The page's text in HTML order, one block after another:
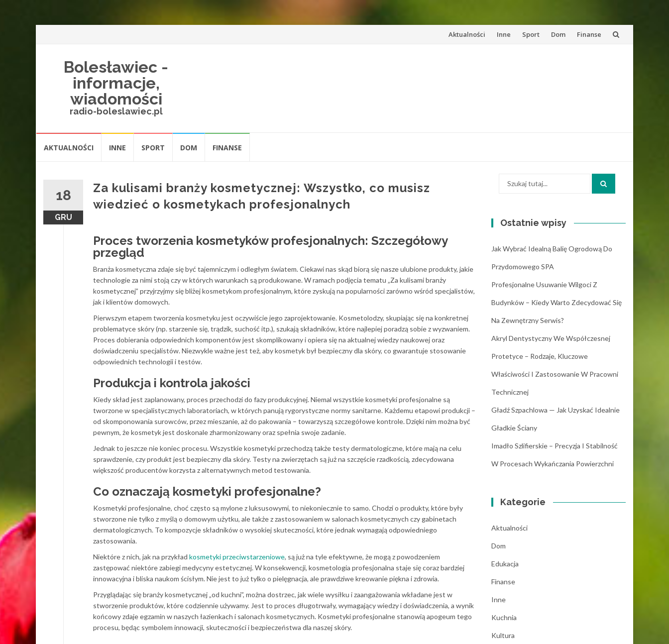
Przejdź
Aktualności Inne Sport Dom Finanse
Bolesławiec -
informacje,
wiadomości
radio-boleslawiec.pl
AKTUALNOŚCI INNE SPORT DOM FINANSE
18
GRU
Za kulisami branży kosmetycznej: Wszystko, co musisz
wiedzieć o kosmetykach profesjonalnych
Proces tworzenia kosmetyków profesjonalnych: Szczegółowy
przegląd
Branża kosmetyczna zdaje się być tajemniczym i odległym światem. Ciekawi nas skąd biorą się nasze ulubione produkty, jakie
technologie za nimi stoją czy w których warunkach są produkowane. W ramach podjęcia tematu „Za kulisami branży
kosmetycznej” przyjrzyjmy się bliżej kosmetykom profesjonalnym, które zyskują na popularności zarówno wśród specjalistów,
jak i klientów domowych.
Pierwszym etapem tworzenia kosmetyku jest oczywiście jego zaprojektowanie. Kosmetolodzy, skupiając się na konkretnej
problematyce skóry (np. starzenie się, trądzik, suchość itp.), szukają składników, które najlepiej poradzą sobie z wyzwaniem.
Proces dobierania odpowiednich komponentów jest skomplikowany i opiera się na aktualnej wiedzy naukowej oraz
doświadczeniu specjalistów. Niezwykle ważne jest też, aby kosmetyk był bezpieczny dla skóry, co gwarantuje stosowanie
odpowiednich technologii i testów.
Produkcja i kontrola jakości
Kiedy skład jest zaplanowany, proces przechodzi do fazy produkcyjnej. Niemal wszystkie kosmetyki profesjonalne są
tworzone w specjalistycznych laboratoriach, w których panują rygorystyczne normy sanitarne. Każdemu etapowi produkcji –
od skomponowania surowców, przez mieszanie, aż do pakowania – towarzyszą szczegółowe kontrole. Dzięki nim można być
pewnym, że kosmetyk jest doskonale zharmonizowany oraz spełnia swoje zadanie.
Jednak to jeszcze nie koniec procesu. Wszystkie kosmetyki przechodzą także testy dermatologiczne, które mają na celu
sprawdzenie, czy produkt jest bezpieczny dla skóry. Testy na zwierzętach są już na szczęście rzadkością, zdecydowana
większość producentów korzysta z alternatywnych metod testowania.
Co oznaczają kosmetyki profesjonalne?
Kosmetyki profesjonalne, choć często są mylone z luksusowymi, to niekoniecznie to samo. Chodzi o produkty, które były
stworzone nie tylko z myślą o domowym użytku, ale także z zastosowaniem w salonach kosmetycznych czy gabinetach
dermatologicznych. To kompozycje składników o wysokiej skuteczności, które jednak wymagają odpowiedniego
zastosowania.
Niektóre z nich, jak na przykład kosmetyki przeciwstarzeniowe, są już na tyle efektywne, że mogą z powodzeniem
zastępować niektóre zabiegi medycyny estetycznej. W konsekwencji, kosmetologia profesjonalna staje się coraz bardziej
innowacyjna i bliska naukom ścisłym. Nie jest to już tylko o pielęgnacja, ale prawdziwe kreowanie piękna i zdrowia.
Przyglądając się branży kosmetycznej „od kuchni”, można dostrzec, jak wiele wysiłku i zaangażowania wkładane jest w
stworzenie produktów, które codziennie używamy. Jest to proces długotrwały, wymagający wiedzy i doświadczenia, a wynik
końcowy zdaje egzamin w naszych łazienkach i salonach kosmetycznych. Kosmetyki profesjonalne stanowią apogeum tego
procesu, będąc symbolem innowacji, skuteczności i bezpieczeństwa dla naszej skóry.
Ostatnie wpisy
Jak Wybrać Idealną Balię Ogrodową Do
Przydomowego SPA
Profesjonalne Usuwanie Wilgoci Z
Budynków – Kiedy Warto Zdecydować Się
Na Zewnętrzny Serwis?
Akryl Dentystyczny We Współczesnej
Protetyce – Rodzaje, Kluczowe
Właściwości I Zastosowanie W Pracowni
Technicznej
Gładź Szpachlowa — Jak Uzyskać Idealnie
Gładkie Ściany
Imadło Szlifierskie – Precyzja I Stabilność
W Procesach Wykańczania Powierzchni
Kategorie
Aktualności
Dom
Edukacja
Finanse
Inne
Kuchnia
Kultura